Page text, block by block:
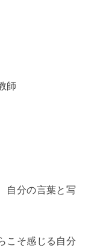
師
自分の言葉と写
こそ感じる自分